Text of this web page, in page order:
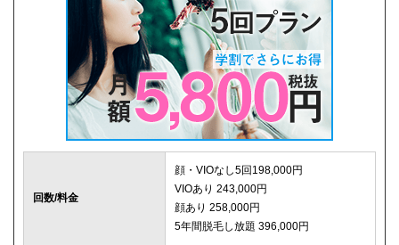
回数/料金
顔・VIOなし5回198,000円
VIOあり 243,000円
顔あり 258,000円
5年間脱毛し放題 396,000円